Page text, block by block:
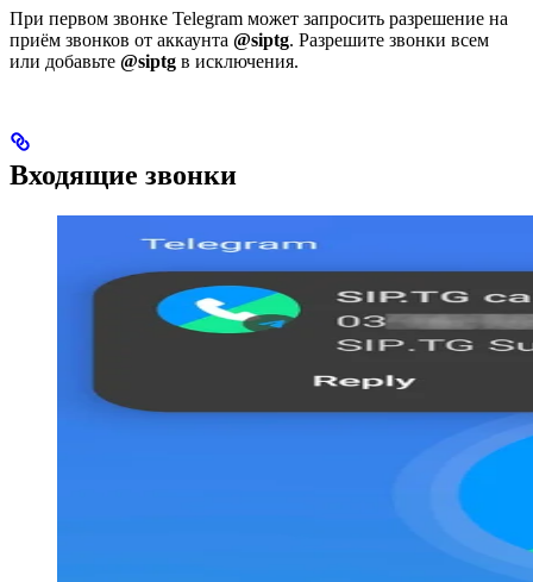
При первом звонке Telegram может запросить разрешение на
приём звонков от аккаунта @siptg. Разрешите звонки всем
или добавьте @siptg в исключения.
Входящие звонки